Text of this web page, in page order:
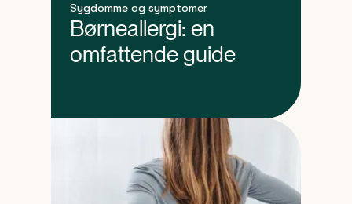
Sygdomme og symptomer
Børneallergi: en
omfattende guide